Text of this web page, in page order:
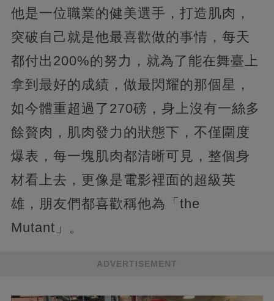
他是一位職業的健美選手，打造肌肉，
突破自己就是他最喜歡做的事情，每天
都付出200%的努力，就為了能在舞臺上
拿到最好的成績，做最閃耀的那個星，
如今體重超過了270磅，身上沒有一絲多
餘贅肉，肌肉發力的狀態下，不僅圍度
爆表，每一塊肌肉都清晰可見，整個身
材看上去，更像是電影裡面的超級英
雄，朋友們都喜歡稱他為「the
Mutant」。
ADVERTISEMENT